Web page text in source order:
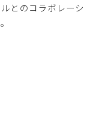
とのコラボレーシ